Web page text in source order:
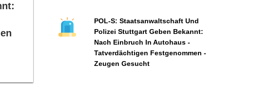
POL-S: Staatsanwaltschaft Und
Polizei Stuttgart Geben Bekannt:
Nach Einbruch In Autohaus -
Tatverdächtigen Festgenommen -
Zeugen Gesucht